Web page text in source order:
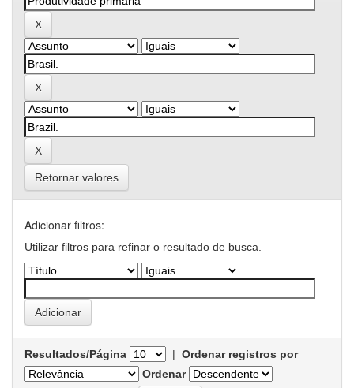
Retornar valores
Adicionar filtros:
Utilizar filtros para refinar o resultado de busca.
Resultados/Página | Ordenar registros por
Ordenar